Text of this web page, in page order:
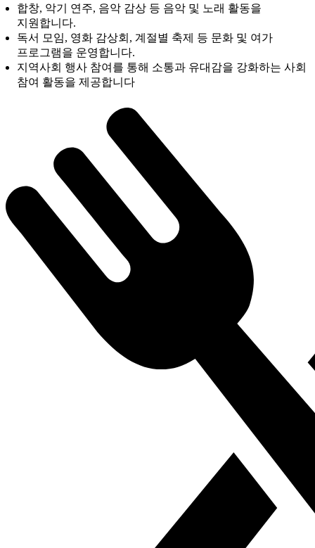
합창, 악기 연주, 음악 감상 등 음악 및 노래 활동을
지원합니다.
독서 모임, 영화 감상회, 계절별 축제 등 문화 및 여가
프로그램을 운영합니다.
지역사회 행사 참여를 통해 소통과 유대감을 강화하는 사회
참여 활동을 제공합니다